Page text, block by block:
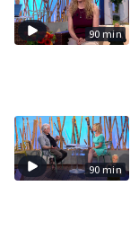
90 min
90 min